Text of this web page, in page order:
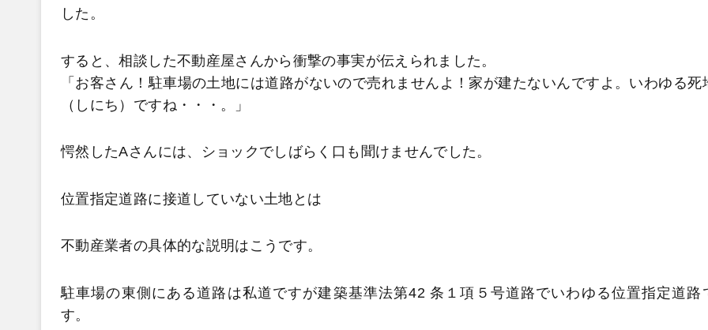
した。
すると、相談した不動産屋さんから衝撃の事実が伝えられました。
「お客さん！駐車場の土地には道路がないので売れませんよ！家が建たないんですよ。いわゆる死
（しにち）ですね・・・。」
愕然したAさんには、ショックでしばらく口も聞けませんでした。
位置指定道路に接道していない土地とは
不動産業者の具体的な説明はこうです。
駐車場の東側にある道路は私道ですが建築基準法第42 条１項５号道路でいわゆる位置指定道路
す。